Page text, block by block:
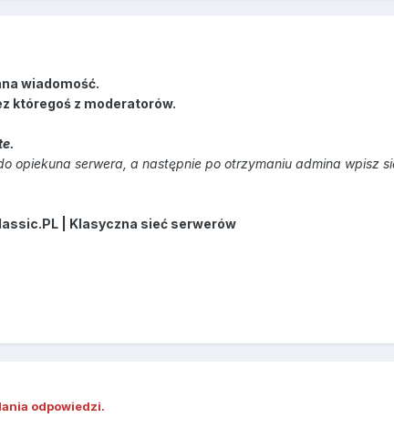
wiadomość.
któregoś z moderatorów.
opiekuna serwera, a następnie po otrzymaniu admina wpisz
| Klasyczna sieć serwerów
odpowiedzi.